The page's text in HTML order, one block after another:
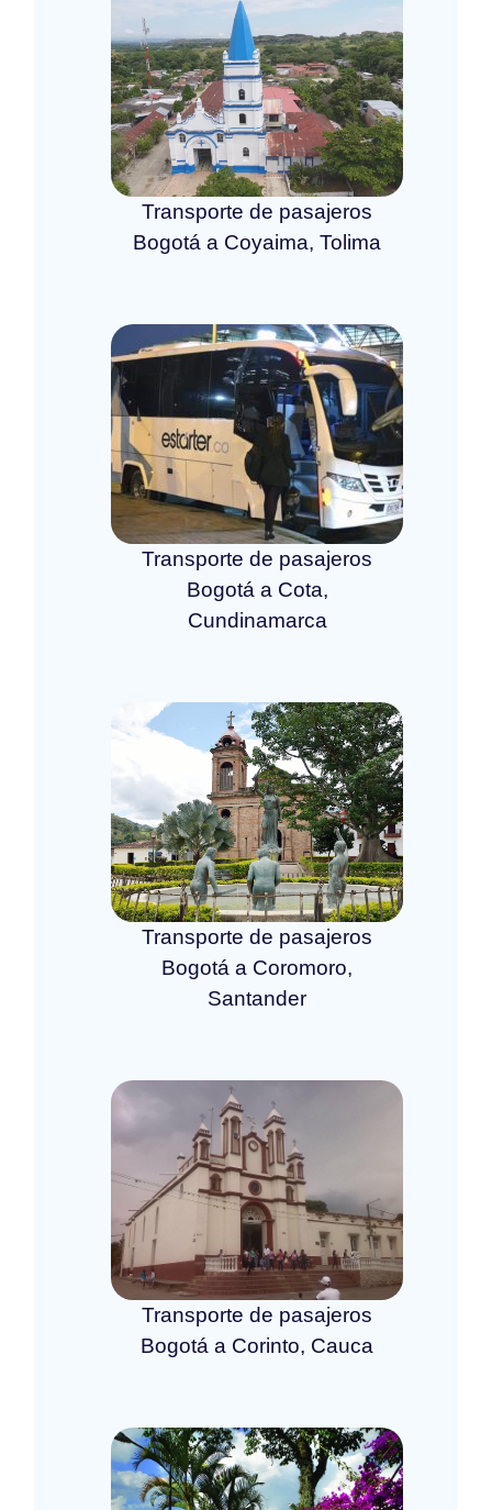
Transporte de pasajeros
Bogotá a Coyaima, Tolima
Transporte de pasajeros
Bogotá a Cota,
Cundinamarca
Transporte de pasajeros
Bogotá a Coromoro,
Santander
Transporte de pasajeros
Bogotá a Corinto, Cauca